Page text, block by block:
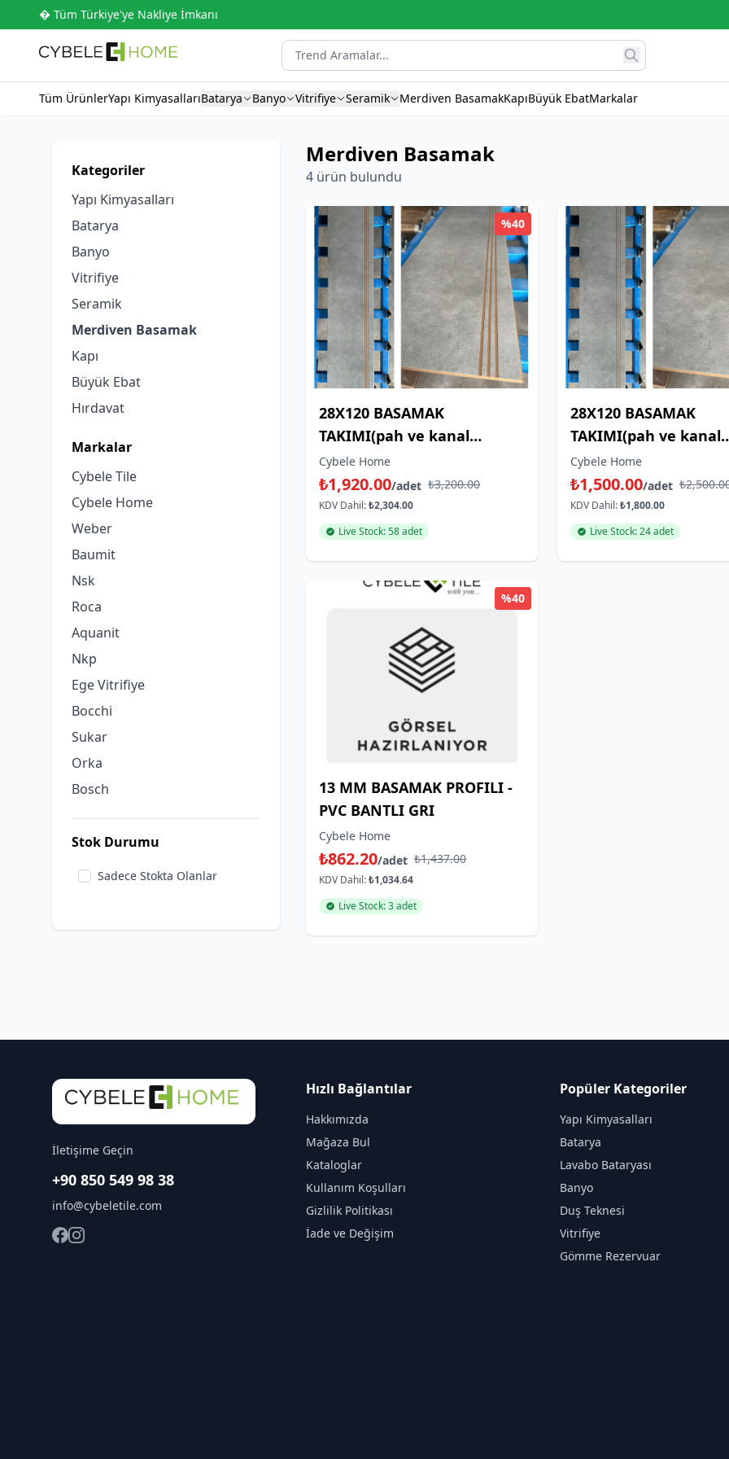
� Tüm Türkiye'ye Nakliye İmkanı
Tüm ÜrünlerYapı KimyasallarıBatarya Banyo Vitrifiye Seramik Merdiven BasamakKapıBüyük EbatMarkalar
Kategoriler
Yapı Kimyasalları
Batarya
Banyo
Vitrifiye
Seramik
Merdiven Basamak
Kapı
Büyük Ebat
Hırdavat
Markalar
Cybele Tile
Cybele Home
Weber
Baumit
Nsk
Roca
Aquanit
Nkp
Ege Vitrifiye
Bocchi
Sukar
Orka
Bosch
Stok Durumu
Sadece Stokta Olanlar
Merdiven Basamak
4 ürün bulundu
%40
28X120 BASAMAK
TAKIMI(pah ve kanal
dahıl)+RIHT-CEMENTO
LIGHT GRI R9
Cybele Home
₺1,920.00/adet ₺3,200.00
KDV Dahil:₺2,304.00
Live Stock: 58 adet
28X120 BASAMAK
TAKIMI(pah ve kanal
dahıl)+RIHT-CEMENTO
LIGHT GRI
Cybele Home
₺1,500.00/adet
KDV Dahil:₺1,800.00
Live Stock: 24 adet
%40
13 MM BASAMAK PROFILI -
PVC BANTLI GRI
Cybele Home
₺862.20/adet ₺1,437.00
KDV Dahil:₺1,034.64
Live Stock: 3 adet
İletişime Geçin
+90 850 549 98 38
info@cybeletile.com
Hızlı Bağlantılar
Hakkımızda
Mağaza Bul
Kataloglar
Kullanım Koşulları
Gizlilik Politikası
İade ve Değişim
Popüler Kategoriler
Yapı Kimyasalları
Batarya
Lavabo Bataryası
Banyo
Duş Teknesi
Vitrifiye
Gömme Rezervuar